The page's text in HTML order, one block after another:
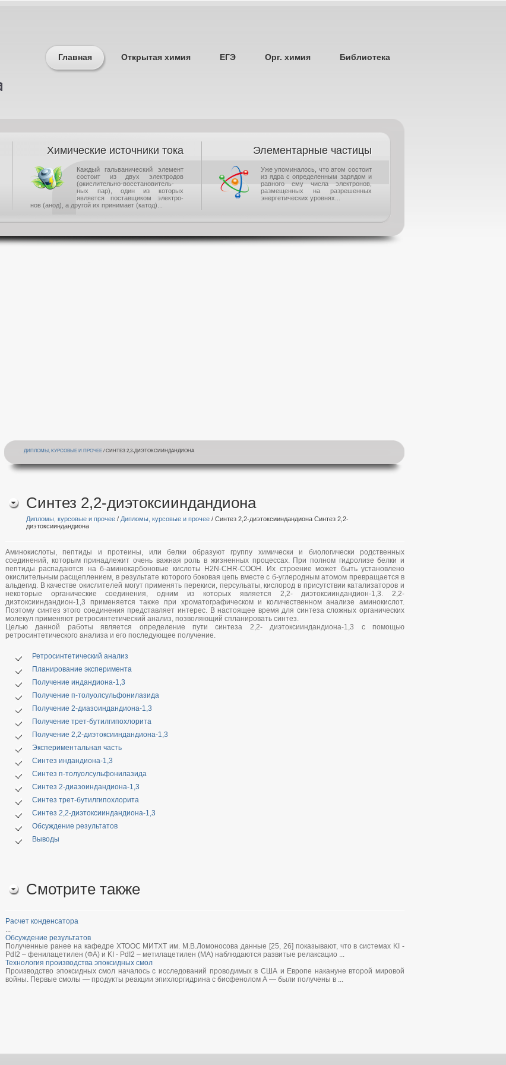
Главная Открытая химия ЕГЭ Орг. химия Библиотека
Химические источники тока
Каждый гальванический элемент
состоит из двух электродов
(окислительно-восстановитель-
ных пар), один из которых
является поставщиком электро-
нов (анод), а другой их принимает (катод)...
Элементарные частицы
Уже упоминалось, что атом состоит
из ядра с определенным зарядом и
равного ему числа электронов,
размещенных на разрешенных
энергетических уровнях...
ДИПЛОМЫ, КУРСОВЫЕ И ПРОЧЕЕ / СИНТЕЗ 2,2-ДИЭТОКСИИНДАНДИОНА
Синтез 2,2-диэтоксииндандиона
Дипломы, курсовые и прочее / Дипломы, курсовые и прочее / Синтез 2,2-диэтоксииндандиона Синтез 2,2-
диэтоксииндандиона
Аминокислоты, пептиды и протеины, или белки образуют группу химически и биологически родственных
соединений, которым принадлежит очень важная роль в жизненных процессах. При полном гидролизе белки и
пептиды распадаются на б-аминокарбоновые кислоты H2N-CHR-COOH. Их строение может быть установлено
окислительным расщеплением, в результате которого боковая цепь вместе с б-углеродным атомом превращается в
альдегид. В качестве окислителей могут применять перекиси, персульаты, кислород в присутствии катализаторов и
некоторые органические соединения, одним из которых является 2,2- диэтоксииндандион-1,3. 2,2-
диэтоксииндандион-1,3 применяется также при хроматографическом и количественном анализе аминокислот.
Поэтому синтез этого соединения представляет интерес. В настоящее время для синтеза сложных органических
молекул применяют ретросинтетический анализ, позволяющий спланировать синтез.
Целью данной работы является определение пути синтеза 2,2- диэтоксииндандиона-1,3 с помощью
ретросинтетического анализа и его последующее получение.
Ретросинтетический анализ
Планирование эксперимента
Получение индандиона-1,3
Получение п-толуолсульфонилазида
Получение 2-диазоиндандиона-1,3
Получение трет-бутилгипохлорита
Получение 2,2-диэтоксииндандиона-1,3
Экспериментальная часть
Синтез индандиона-1,3
Синтез п-толуолсульфонилазида
Синтез 2-диазоиндандиона-1,3
Синтез трет-бутилгипохлорита
Синтез 2,2-диэтоксииндандиона-1,3
Обсуждение результатов
Выводы
Смотрите также
Расчет конденсатора
...
Обсуждение результатов
Полученные ранее на кафедре ХТООС МИТХТ им. М.В.Ломоносова данные [25, 26] показывают, что в системах KI -
PdI2 – фенилацетилен (ФА) и KI - PdI2 – метилацетилен (МА) наблюдаются развитые релаксацио ...
Технология производства эпоксидных смол
Производство эпоксидных смол началось с исследований проводимых в США и Европе накануне второй мировой
войны. Первые смолы — продукты реакции эпихлоргидрина с бисфенолом А — были получены в ...